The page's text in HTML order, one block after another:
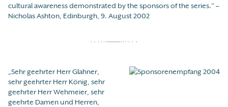
cultural awareness demonstrated by the sponsors of the series.“ –
Nicholas Ashton, Edinburgh, 9. August 2002
„Sehr geehrter Herr Glahner,
sehr geehrter Herr König, sehr
geehrter Herr Wehmeier, sehr
geehrte Damen und Herren,